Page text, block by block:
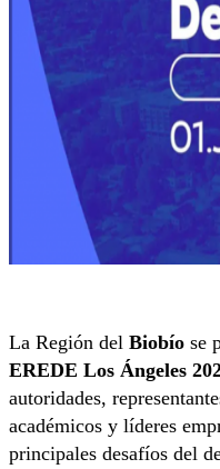
La Región del Biobío se
EREDE Los Ángeles
autoridades,
académicos y líderes
principales desafíos del